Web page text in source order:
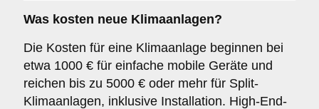
Was kosten neue Klimaanlagen?
Die Kosten für eine Klimaanlage beginnen bei
etwa 1000 € für einfache mobile Geräte und
reichen bis zu 5000 € oder mehr für Split-
Klimaanlagen, inklusive Installation. High-End-